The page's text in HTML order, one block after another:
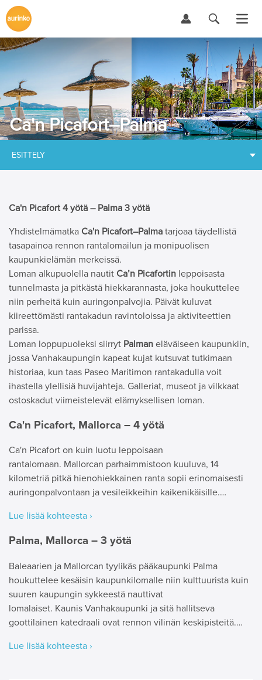
Ca'n Picafort–Palma
ESITTELY
Ca'n Picafort 4 yötä – Palma 3 yötä
Yhdistelmämatka Ca'n Picafort–Palma tarjoaa täydellistä
tasapainoa rennon rantalomailun ja monipuolisen
kaupunkielämän merkeissä.
Loman alkupuolella nautit Ca’n Picafortin leppoisasta
tunnelmasta ja pitkästä hiekkarannasta, joka houkuttelee
niin perheitä kuin auringonpalvojia. Päivät kuluvat
kiireettömästi rantakadun ravintoloissa ja aktiviteettien
parissa.
Loman loppupuoleksi siirryt Palman eläväiseen kaupunkiin,
jossa Vanhakaupungin kapeat kujat kutsuvat tutkimaan
historiaa, kun taas Paseo Maritimon rantakadulla voit
ihastella ylellisiä huvijahteja. Galleriat, museot ja vilkkaat
ostoskadut viimeistelevät elämyksellisen loman.
Ca'n Picafort, Mallorca – 4 yötä
Ca'n Picafort on kuin luotu leppoisaan
rantalomaan. Mallorcan parhaimmistoon kuuluva, 14
kilometriä pitkä hienohiekkainen ranta sopii erinomaisesti
auringonpalvontaan ja vesileikkeihin kaikenikäisille.…
Lue lisää kohteesta ›
Palma, Mallorca – 3 yötä
Baleaarien ja Mallorcan tyylikäs pääkaupunki Palma
houkuttelee kesäisin kaupunkilomalle niin kulttuurista kuin
suuren kaupungin sykkeestä nauttivat
lomalaiset. Kaunis Vanhakaupunki ja sitä hallitseva
goottilainen katedraali ovat rennon vilinän keskipisteitä.…
Lue lisää kohteesta ›